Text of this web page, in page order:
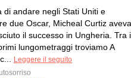
di andare negli Stati Uniti e
due Oscar, Micheal Curtiz aveva
il successo in Ungheria. Tra i
lungometraggi troviamo A
Leggere il seguito